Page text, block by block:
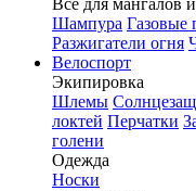
Всё для мангалов
Шампура Газовые
Разжигатели огня
Велоспорт
Экипировка
Шлемы
локтей Перчатки
голени
Одежда
Носки